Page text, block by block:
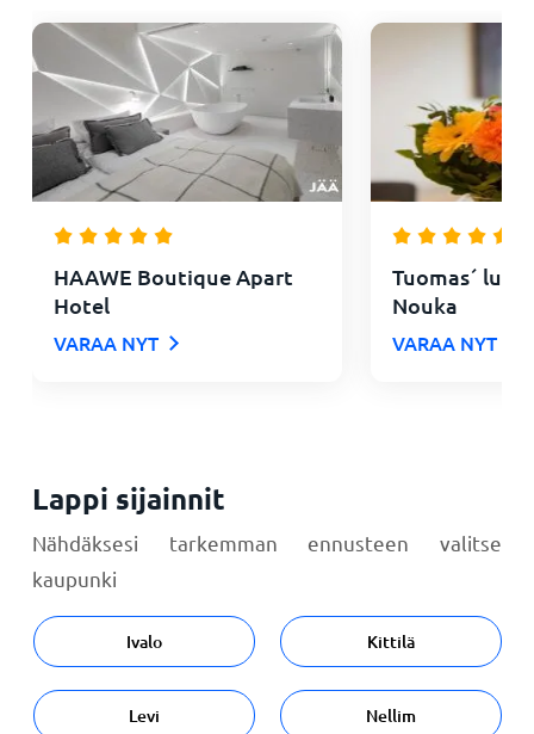
HAAWE Boutique Apart
Hotel
VARAA NYT
Tuomas´
Nouka
VARAA NYT
Lappi sijainnit
Nähdäksesi tarkemman ennusteen valitse
kaupunki
Ivalo Kittilä
Levi Nellim